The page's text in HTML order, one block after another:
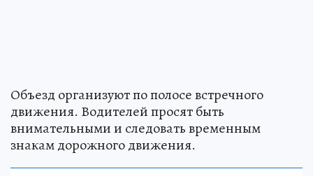
Объезд организуют по полосе встречного
движения. Водителей просят быть
внимательными и следовать временным
знакам дорожного движения.